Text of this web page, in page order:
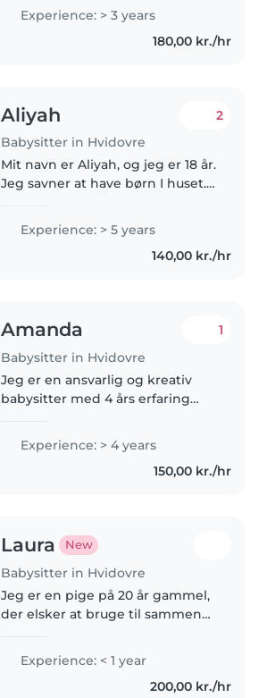
taking care of kids has always
Experience: > 3 years
180,00 kr./hr
Aliyah
Babysitter in Hvidovre
2
Mit navn er Aliyah, og jeg er 18 år.
Jeg savner at have børn I huset.
ind, lave mad, hjælpe med
lektier, udføre let husarbejde.
Jeg har en del erfaring..
Experience: > 5 years
140,00 kr./hr
Amanda
Babysitter in Hvidovre
1
Jeg er en ansvarlig og kreativ
babysitter med 4 års erfaring
erfaring med børn med ADHD
og autisme og er
førstehjælpscertificeret. Jeg er
Experience: > 4 years
150,00 kr./hr
Laura New
Babysitter in Hvidovre
Jeg er en pige på 20 år gammel,
der elsker at bruge til sammen
ansvarlig og omsorgsfuld
babysitter med 1 års erfaring
med børn i alderen 3-10 år. Jeg
Experience: < 1 year
200,00 kr./hr